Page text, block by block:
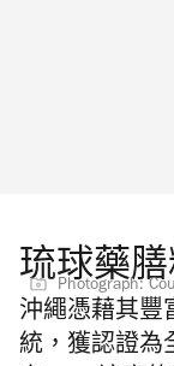
琉球藥
Photograph:
沖繩憑藉其豐
統，獲認證為